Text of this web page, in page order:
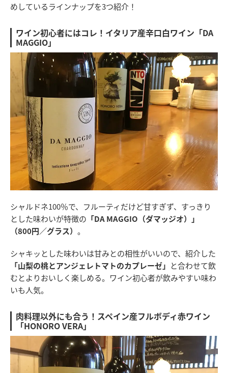
めしているラインナップを3つ紹介！
ワイン初心者にはコレ！イタリア産辛口白ワイン「DA
MAGGIO」
シャルドネ100％で、フルーティだけど甘すぎず、すっきり
とした味わいが特徴の 「DA MAGGIO（ダマッジオ）」
（800円／グラス） 。
シャキッとした味わいは甘みとの相性がいいので、紹介した
「山梨の桃とアンジェレトマトのカプレーゼ」 と合わせて飲
むとよりおいしく楽しめる。ワイン初心者が飲みやすい味わ
いも人気。
肉料理以外にも合う！スペイン産フルボディ赤ワイン
「HONORO VERA」